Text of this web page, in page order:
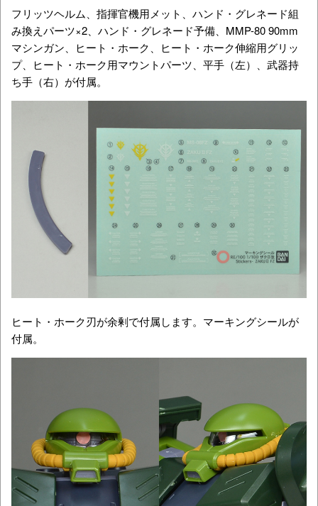
フリッツヘルム、指揮官機用メット、ハンド・グレネード組
み換えパーツ×2、ハンド・グレネード予備、MMP-80 90mm
マシンガン、ヒート・ホーク、ヒート・ホーク伸縮用グリッ
プ、ヒート・ホーク用マウントパーツ、平手（左）、武器持
ち手（右）が付属。
ヒート・ホーク刃が余剰で付属します。マーキングシールが
付属。